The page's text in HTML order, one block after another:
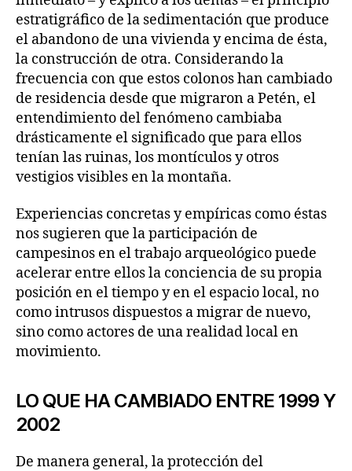
estratigráfico de la sedimentación que produce
el abandono de una vivienda y encima de ésta,
la construcción de otra. Considerando la
frecuencia con que estos colonos han cambiado
de residencia desde que migraron a Petén, el
entendimiento del fenómeno cambiaba
drásticamente el significado que para ellos
tenían las ruinas, los montículos y otros
vestigios visibles en la montaña.
Experiencias concretas y empíricas como éstas
nos sugieren que la participación de
campesinos en el trabajo arqueológico puede
acelerar entre ellos la conciencia de su propia
posición en el tiempo y en el espacio local, no
como intrusos dispuestos a migrar de nuevo,
sino como actores de una realidad local en
movimiento.
LO QUE HA CAMBIADO ENTRE 1999 Y
2002
De manera general, la protección del